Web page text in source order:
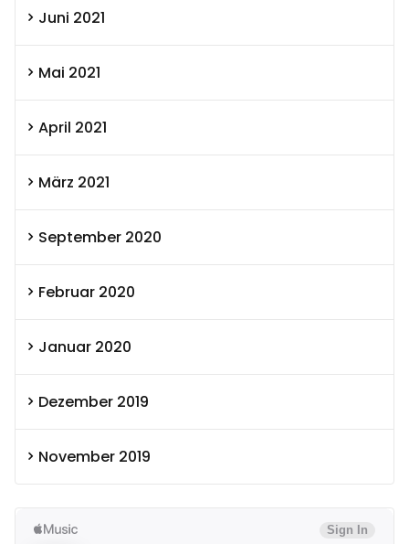
Juni 2021
Mai 2021
April 2021
März 2021
September 2020
Februar 2020
Januar 2020
Dezember 2019
November 2019